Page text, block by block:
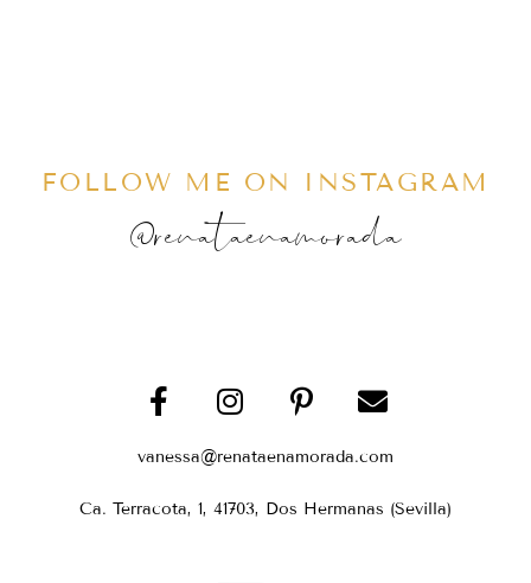
FOLLOW ME ON INSTAGRAM
@renataenamorada
vanessa@renataenamorada.com
Ca. Terracota, 1, 41703, Dos Hermanas (Sevilla)